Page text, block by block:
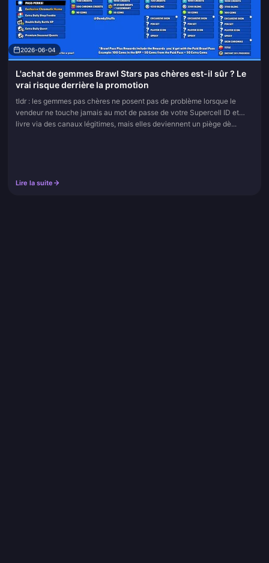
2026-06-04
L'achat de gemmes Brawl Stars pas chères est-il sûr ? Le
vrai risque derrière la promotion
tldr : les gemmes pas chères ne posent pas de problème lorsque le
vendeur ne touche jamais au mot de passe de votre Supercell ID et
livre via des canaux légitimes, mais elles deviennent un piège dè...
Lire la suite